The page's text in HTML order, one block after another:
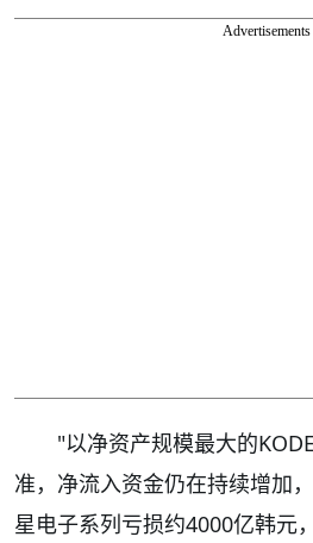
Advertisements
"以净资产规模最大的
准，净流入资金仍在持续增加
星电子系列亏损约4000亿韩元